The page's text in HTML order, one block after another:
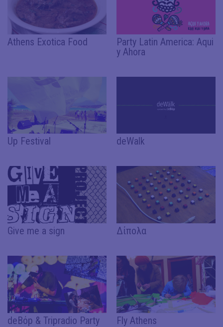
Athens Exotica Food
Party Latin America: Aqui
y Ahora
Up Festival deWalk
Give me a sign Δίπολα
deBόp & Tripradio Party Fly Athens